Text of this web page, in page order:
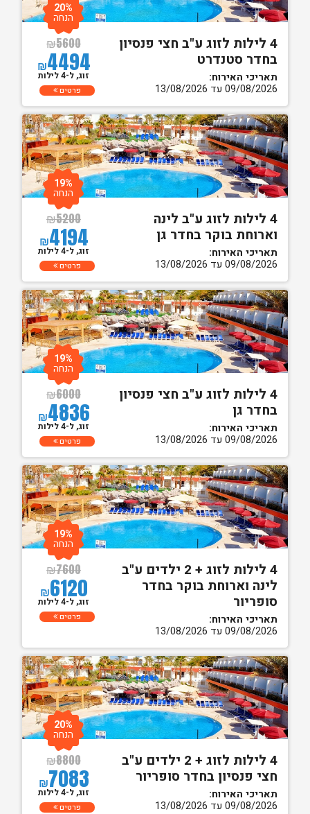
4 לילות לזוג ע"ב חצי פנסיון
בחדר סטנדרט
תאריכי האירוח:
09/08/2026 עד 13/08/2026
₪5600
₪4494
20%
הנחה
זוג, ל-4 לילות
פרטים
4 לילות לזוג ע"ב לינה
וארוחת בוקר בחדר גן
תאריכי האירוח:
09/08/2026 עד 13/08/2026
₪5200
₪4194
19%
הנחה
זוג, ל-4 לילות
פרטים
4 לילות לזוג ע"ב חצי פנסיון
בחדר גן
תאריכי האירוח:
09/08/2026 עד 13/08/2026
₪6000
₪4836
19%
הנחה
זוג, ל-4 לילות
פרטים
4 לילות לזוג + 2 ילדים ע"ב
לינה וארוחת בוקר בחדר
סופריור
תאריכי האירוח:
09/08/2026 עד 13/08/2026
₪7600
₪6120
19%
הנחה
זוג, ל-4 לילות
פרטים
4 לילות לזוג + 2 ילדים ע"ב
חצי פנסיון בחדר סופריור
תאריכי האירוח:
09/08/2026 עד 13/08/2026
₪8800
₪7083
20%
הנחה
זוג, ל-4 לילות
פרטים